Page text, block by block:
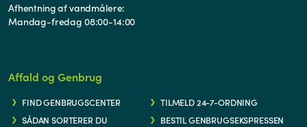
Afhentning af vandmålere:
Mandag-fredag 08:00-14:00
Affald og Genbrug
FIND GENBRUGSCENTER
TILMELD 24-7-ORDNING
SÅDAN SORTERER DU
BESTIL GENBRUGSEKSPRESSEN